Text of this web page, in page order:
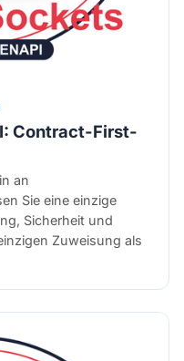
Contract-First-
an
Sie eine einzige
Sicherheit und
Zuweisung als